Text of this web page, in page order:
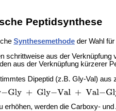
Peptidsynthese
Synthesemethodeder Wahl für
schrittweise aus der Verknüpfung
aus der Verknüpfung kürzerer
Dipeptid (z.B. Gly-Val)
erhöhen, werden die Carboxy-